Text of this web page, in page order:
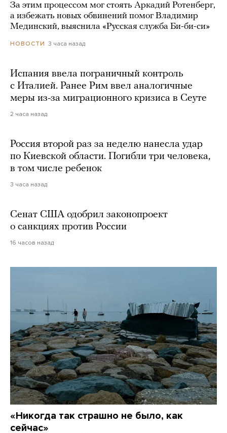
За этим процессом мог стоять Аркадий Ротенберг,
а избежать новых обвинений помог Владимир
Мединский, выяснила «Русская служба Би-би-си»
НОВОСТИ 3 часа назад
Испания ввела пограничный контроль
с Италией. Ранее Рим ввел аналогичные
меры из-за миграционного кризиса в Сеуте
2 часа назад
Россия второй раз за неделю нанесла удар
по Киевской области. Погибли три человека,
в том числе ребенок
3 часа назад
Сенат США одобрил законопроект
о санкциях против России
16 часов назад
«Никогда так страшно не было, как
сейчас»